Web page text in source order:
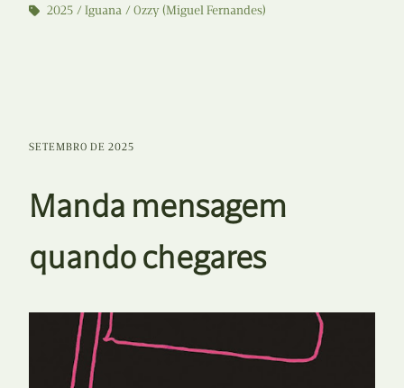
2025
Iguana Ozzy (Miguel Fernandes)
SETEMBRO DE 2025
Manda mensagem
quando chegares